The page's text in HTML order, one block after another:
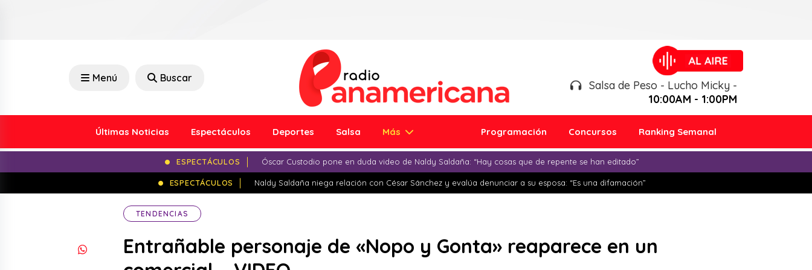
Menú Buscar
Salsa de Peso - Lucho Micky -
10:00AM - 1:00PM
Últimas Noticias Espectáculos Deportes Salsa Más Programación Concursos Ranking Semanal
ESPECTÁCULOS Óscar Custodio pone en duda video de Naldy Saldaña: “Hay cosas que de repente se han editado”
ESPECTÁCULOS Naldy Saldaña niega relación con César Sánchez y evalúa denunciar a su esposa: “Es una difamación”
TENDENCIAS
Entrañable personaje de «Nopo y Gonta» reaparece en un